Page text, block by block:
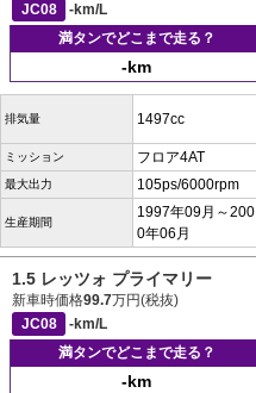
JC08
-km/L
満タンでどこまで走る？
-km
排気量 1497cc
ミッション フロア4AT
最大出力 105ps/6000rpm
生産期間
1997年09月～200
0年06月
1.5 レッツォ プライマリー
新車時価格99.7万円(税抜)
JC08
-km/L
満タンでどこまで走る？
-km